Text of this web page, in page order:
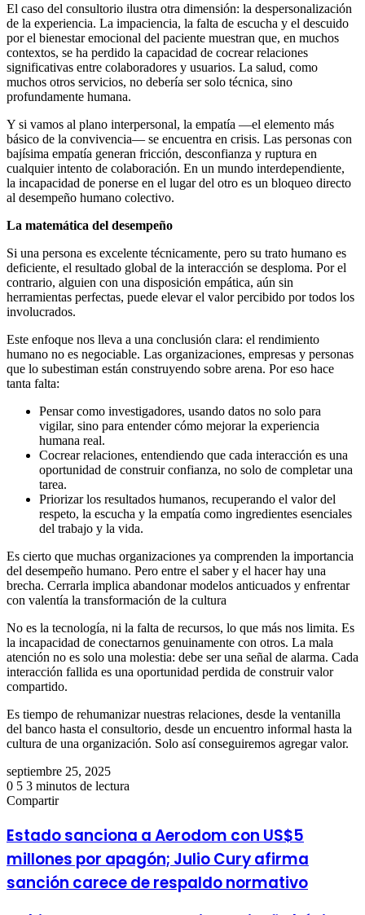
El caso del consultorio ilustra otra dimensión: la despersonalización
de la experiencia. La impaciencia, la falta de escucha y el descuido
por el bienestar emocional del paciente muestran que, en muchos
contextos, se ha perdido la capacidad de cocrear relaciones
significativas entre colaboradores y usuarios. La salud, como
muchos otros servicios, no debería ser solo técnica, sino
profundamente humana.
Y si vamos al plano interpersonal, la empatía —el elemento más
básico de la convivencia— se encuentra en crisis. Las personas con
bajísima empatía generan fricción, desconfianza y ruptura en
cualquier intento de colaboración. En un mundo interdependiente,
la incapacidad de ponerse en el lugar del otro es un bloqueo directo
al desempeño humano colectivo.
La matemática del desempeño
Si una persona es excelente técnicamente, pero su trato humano es
deficiente, el resultado global de la interacción se desploma. Por el
contrario, alguien con una disposición empática, aún sin
herramientas perfectas, puede elevar el valor percibido por todos los
involucrados.
Este enfoque nos lleva a una conclusión clara: el rendimiento
humano no es negociable. Las organizaciones, empresas y personas
que lo subestiman están construyendo sobre arena. Por eso hace
tanta falta:
Pensar como investigadores, usando datos no solo para
vigilar, sino para entender cómo mejorar la experiencia
humana real.
Cocrear relaciones, entendiendo que cada interacción es una
oportunidad de construir confianza, no solo de completar una
tarea.
Priorizar los resultados humanos, recuperando el valor del
respeto, la escucha y la empatía como ingredientes esenciales
del trabajo y la vida.
Es cierto que muchas organizaciones ya comprenden la importancia
del desempeño humano. Pero entre el saber y el hacer hay una
brecha. Cerrarla implica abandonar modelos anticuados y enfrentar
con valentía la transformación de la cultura
No es la tecnología, ni la falta de recursos, lo que más nos limita. Es
la incapacidad de conectarnos genuinamente con otros. La mala
atención no es solo una molestia: debe ser una señal de alarma. Cada
interacción fallida es una oportunidad perdida de construir valor
compartido.
Es tiempo de rehumanizar nuestras relaciones, desde la ventanilla
del banco hasta el consultorio, desde un encuentro informal hasta la
cultura de una organización. Solo así conseguiremos agregar valor.
septiembre 25, 2025
0 5 3 minutos de lectura
Facebook
Twitter
LinkedIn
Tumblr
Pinterest
Reddit
Pocket
Compartir
por
correo
electrónico
Estado sanciona a Aerodom con US$5
millones por apagón; Julio Cury afirma
sanción carece de respaldo normativo